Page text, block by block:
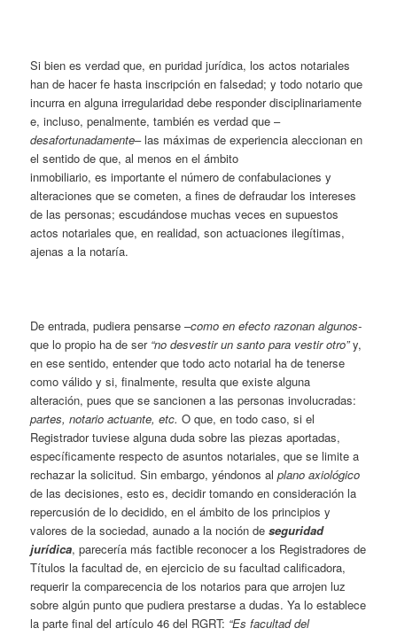
Si bien es verdad que, en puridad jurídica, los actos notariales
han de hacer fe hasta inscripción en falsedad; y todo notario que
incurra en alguna irregularidad debe responder disciplinariamente
e, incluso, penalmente, también es verdad que –
desafortunadamente– las máximas de experiencia aleccionan en
el sentido de que, al menos en el ámbito
inmobiliario, es importante el número de confabulaciones y
alteraciones que se cometen, a fines de defraudar los intereses
de las personas; escudándose muchas veces en supuestos
actos notariales que, en realidad, son actuaciones ilegítimas,
ajenas a la notaría.
De entrada, pudiera pensarse –como en efecto razonan algunos-
que lo propio ha de ser “no desvestir un santo para vestir otro”y,
en ese sentido, entender que todo acto notarial ha de tenerse
como válido y si, finalmente, resulta que existe alguna
alteración, pues que se sancionen a las personas involucradas:
partes, notario actuante, etc.O que, en todo caso, si el
Registrador tuviese alguna duda sobre las piezas aportadas,
específicamente respecto de asuntos notariales, que se limite a
rechazar la solicitud. Sin embargo, yéndonos alplano axiológico
de las decisiones, esto es, decidir tomando en consideración la
repercusión de lo decidido, en el ámbito de los principios y
valores de la sociedad, aunado a la noción deseguridad
jurídica, parecería más factible reconocer a los Registradores de
Títulos la facultad de, en ejercicio de su facultad calificadora,
requerir la comparecencia de los notarios para que arrojen luz
sobre algún punto que pudiera prestarse a dudas. Ya lo establece
la parte final del artículo 46 del RGRT: “Es facultad del